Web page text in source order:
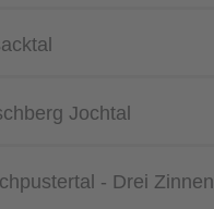
Jochtal
- Drei Zinnen